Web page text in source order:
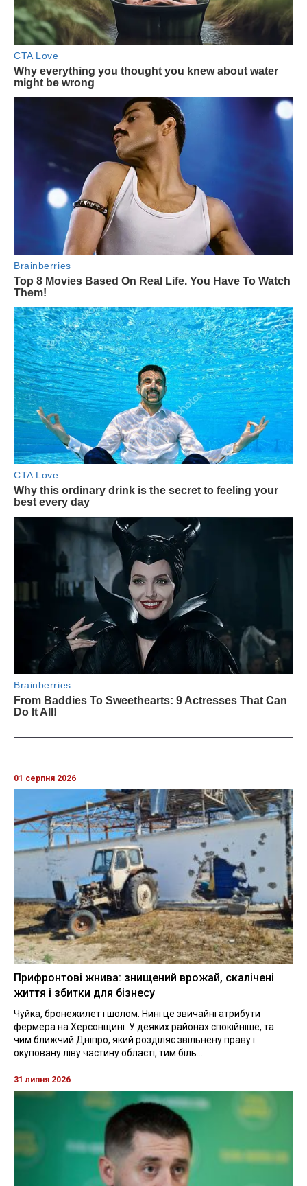
01 серпня 2026
Прифронтові жнива: знищений врожай, скалічені
життя і збитки для бізнесу
Чуйка, бронежилет і шолом. Нині це звичайні атрибути
фермера на Херсонщині. У деяких районах спокійніше, та
чим ближчий Дніпро, який розділяє звільнену праву і
окуповану ліву частину області, тим біль...
31 липня 2026